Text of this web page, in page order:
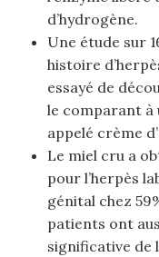
d’hydrogène.
Une étude sur
histoire
essayé de
le comparant à
appelé crème
Le miel cru a
pour l’herpès
génital chez
patients ont
significative de